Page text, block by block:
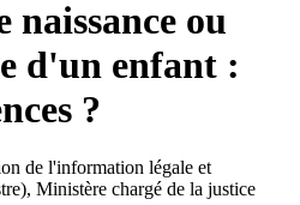
naissance ou
d'un enfant :
?
de l'information légale et
Ministère chargé de la justice